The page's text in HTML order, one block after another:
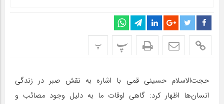
پ پ
حجت‌الاسلام حسینی قمی با اشاره به نقش صبر در زندگی
انسان‌ها اظهار کرد: گاهی اوقات ما به دلیل وجود مصائب و